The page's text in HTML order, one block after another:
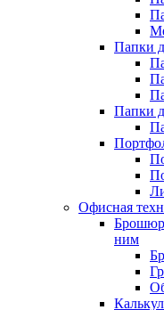
Папки
Папки
Офисная
ним